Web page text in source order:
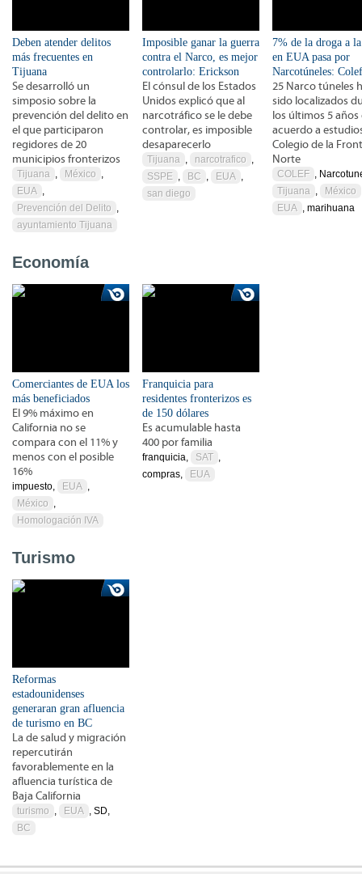
Deben atender delitos
más frecuentes en
Tijuana
Se desarrolló un
simposio sobre la
prevención del delito en
el que participaron
regidores de 20
municipios fronterizos
Tijuana , México ,
EUA ,
Prevención del Delito ,
ayuntamiento Tijuana
Imposible ganar la guerra
contra el Narco, es mejor
controlarlo: Erickson
El cónsul de los Estados
Unidos explicó que al
narcotráfico se le debe
controlar, es imposible
desaparecerlo
Tijuana , narcotrafico ,
SSPE , BC , EUA ,
san diego
7% de la droga a
en EUA pasa por
Narcotúneles: Colef
25 Narco túneles
sido localizados
los últimos 5 años
acuerdo a
Colegio de la
Norte
COLEF ,
Tijuana , México
EUA , marihuana
Economía
Comerciantes de EUA los
más beneficiados
El 9% máximo en
California no se
compara con el 11% y
menos con el posible
16%
impuesto, EUA ,
México ,
Homologación IVA
Franquicia para
residentes fronterizos es
de 150 dólares
Es acumulable hasta
400 por familia
franquicia, SAT ,
compras,
EUA
Turismo
Reformas
estadounidenses
generaran gran afluencia
de turismo en BC
La de salud y migración
repercutirán
favorablemente en la
afluencia turística de
Baja California
turismo , EUA , SD,
BC